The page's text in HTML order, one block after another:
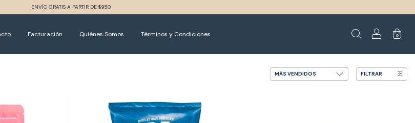
ENVÍO GRATIS A PARTIR DE $950
Facturación Quiénes Somos Términos y Condiciones 0
FILTRAR